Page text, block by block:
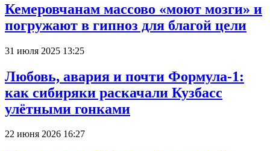
Кемеровчанам массово «моют мозги» и
погружают в гипноз для благой цели
31 июля 2025 13:25
Любовь, авария и почти Формула-1:
как сибиряки раскачали Кузбасс
улётными гонками
22 июня 2026 16:27